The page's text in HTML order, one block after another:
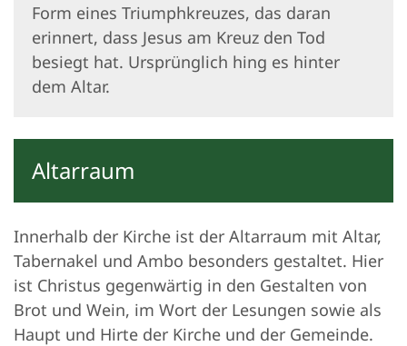
Form eines Triumphkreuzes, das daran
erinnert, dass Jesus am Kreuz den Tod
besiegt hat. Ursprünglich hing es hinter
dem Altar.
Altarraum
Innerhalb der Kirche ist der Altarraum mit Altar,
Tabernakel und Ambo besonders gestaltet. Hier
ist Christus gegenwärtig in den Gestalten von
Brot und Wein, im Wort der Lesungen sowie als
Haupt und Hirte der Kirche und der Gemeinde.